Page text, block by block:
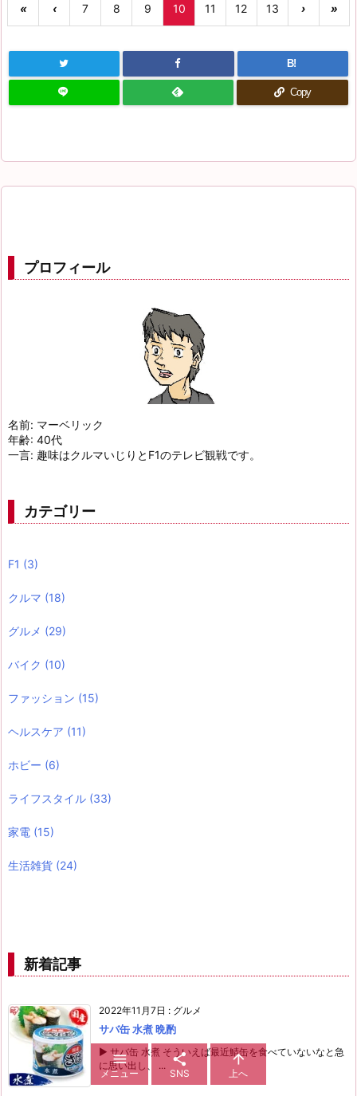
« ‹ 7 8 9 10 11 12 13 › »
B!
Copy
プロフィール
名前: マーベリック
年齢: 40代
一言: 趣味はクルマいじりとF1のテレビ観戦です。
カテゴリー
F1 (3)
クルマ (18)
グルメ (29)
バイク (10)
ファッション (15)
ヘルスケア (11)
ホビー (6)
ライフスタイル (33)
家電 (15)
生活雑貨 (24)
新着記事
2022年11月7日 : グルメ
サバ缶 水煮 晩酌
▶ サバ缶 水煮 そういえば最近鯖缶を食べていないなと急
に思い出し、 ...

メニュー

SNS

上へ